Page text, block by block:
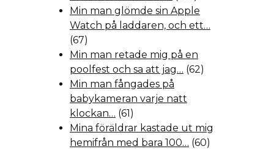
Min man glömde sin Apple
Watch på laddaren, och ett…
(67)
Min man retade mig på en
poolfest och sa att jag… (62)
Min man fångades på
babykameran varje natt
klockan… (61)
Mina föräldrar kastade ut mig
hemifrån med bara 100… (60)